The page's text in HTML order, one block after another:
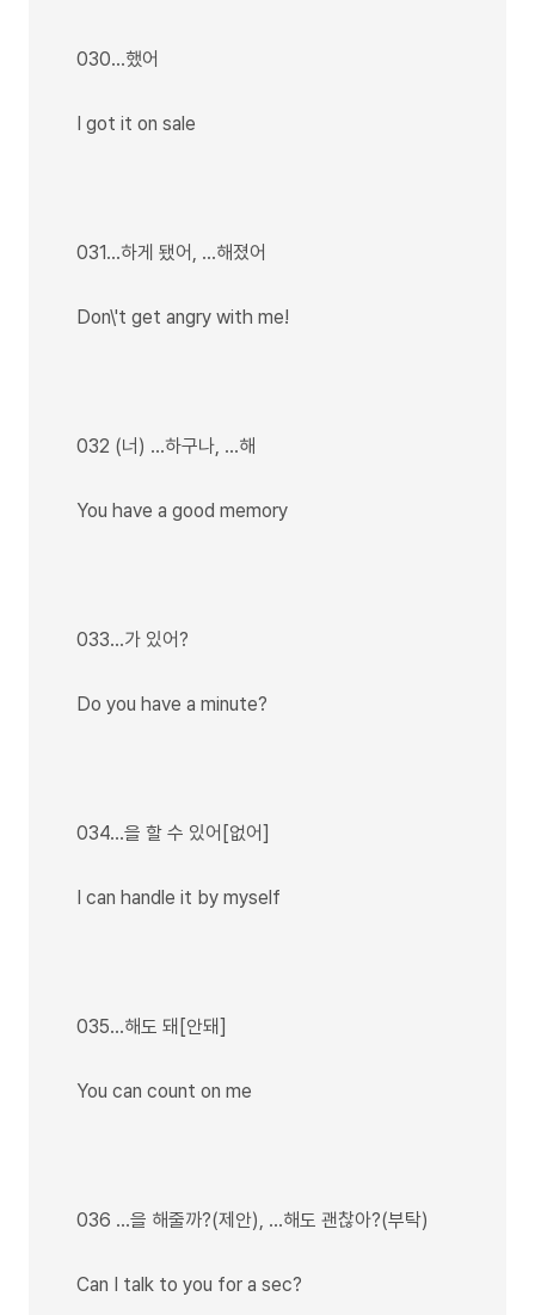
030…했어
I got it on sale
031…하게 됐어, …해졌어
Don\'t get angry with me!
032 (너) …하구나, …해
You have a good memory
033…가 있어?
Do you have a minute?
034…을 할 수 있어[없어]
I can handle it by myself
035…해도 돼[안돼]
You can count on me
036 …을 해줄까?(제안), …해도 괜찮아?(부탁)
Can I talk to you for a sec?